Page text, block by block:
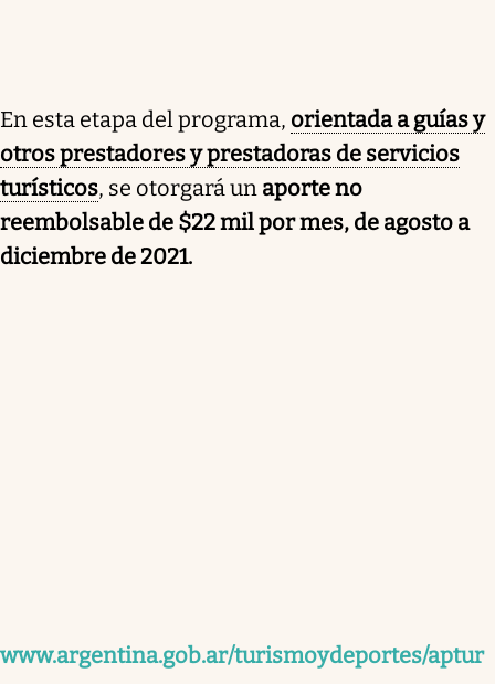
En esta etapa del programa, orientada a guías y
otros prestadores y prestadoras de servicios
turísticos, se otorgará un aporte no
reembolsable de $22 mil por mes, de agosto a
diciembre de 2021.
www.argentina.gob.ar/turismoydeportes/aptur